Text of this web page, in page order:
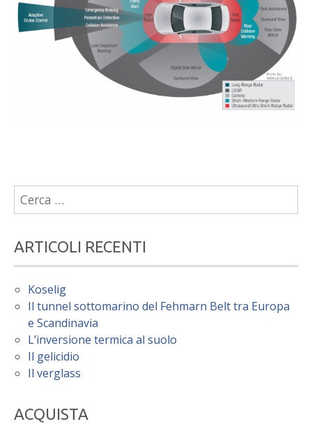
Ricerca
per:
ARTICOLI RECENTI
Koselig
Il tunnel sottomarino del Fehmarn Belt tra Europa
e Scandinavia
L’inversione termica al suolo
Il gelicidio
Il verglass
ACQUISTA